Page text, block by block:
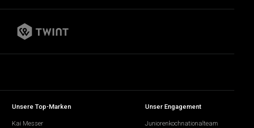
Unsere Top-Marken
Kai Messer
Unser Engagement
Juniorenkochnationalteam